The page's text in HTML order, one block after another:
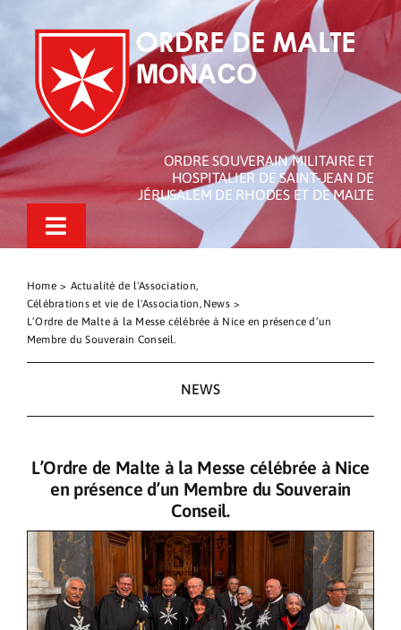
ORDRE SOUVERAIN MILITAIRE ET
HOSPITALIER DE SAINT-JEAN DE
JÉRUSALEM DE RHODES ET DE MALTE
Toggle
L’Ordre de Malte
Contact
Home
Actualité de l'Association
Célébrations et vie de l'Association News
L’Ordre de Malte à la Messe célébrée à Nice en présence d’un
Membre du Souverain Conseil.
NEWS
L’Ordre de Malte à la Messe célébrée à Nice
en présence d’un Membre du Souverain
Conseil.